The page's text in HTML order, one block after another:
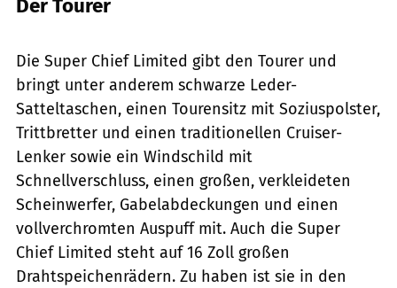
Der Tourer
Die Super Chief Limited gibt den Tourer und
bringt unter anderem schwarze Leder-
Satteltaschen, einen Tourensitz mit Soziuspolster,
Trittbretter und einen traditionellen Cruiser-
Lenker sowie ein Windschild mit
Schnellverschluss, einen großen, verkleideten
Scheinwerfer, Gabelabdeckungen und einen
vollverchromten Auspuff mit. Auch die Super
Chief Limited steht auf 16 Zoll großen
Drahtspeichenrädern. Zu haben ist sie in den